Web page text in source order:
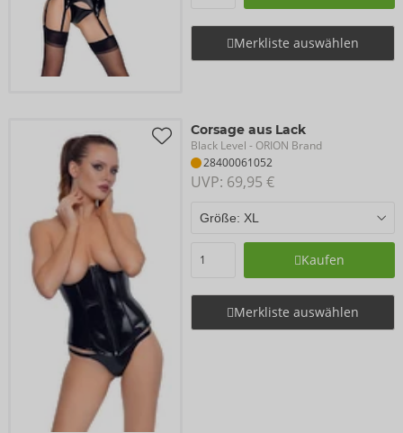
Merkliste auswählen
Corsage aus Lack
Black Level - ORION Brand
28400061052
UVP: 69,95 €
Kaufen
Merkliste auswählen